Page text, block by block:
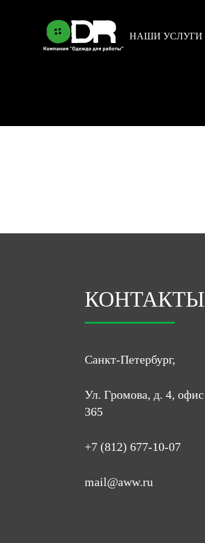
НАШИ УСЛУГИ
КОНТАКТЫ
Санкт-Петербург,
Ул. Громова, д. 4, офис
365
+7 (812) 677-10-07
mail@aww.ru